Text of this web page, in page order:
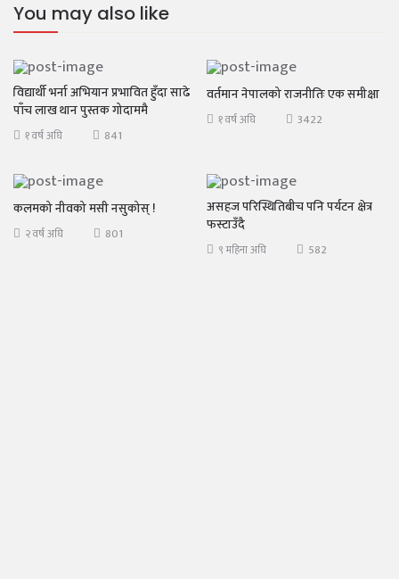
You may also like
विद्यार्थी भर्ना अभियान प्रभावित हुँदा साढे
पाँच लाख थान पुस्तक गोदाममै
१ वर्ष अघि 841
वर्तमान नेपालको राजनीतिः एक समीक्षा
१ वर्ष अघि 3422
कलमको नीवको मसी नसुकोस् !
२ वर्ष अघि 801
असहज परिस्थितिबीच पनि पर्यटन क्षेत्र
फस्टाउँदै
९ महिना अघि 582